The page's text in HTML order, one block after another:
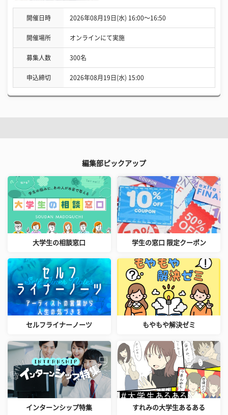
開催日時 2026年08月19日(水) 16:00〜16:50
開催場所 オンラインにて実施
募集人数 300名
申込締切 2026年08月19日(水) 15:00
編集部ピックアップ
大学生の相談窓口 学生の窓口 限定クーポン
セルフライナーノーツ もやもや解決ゼミ
インターンシップ特集 すれみの大学生あるある